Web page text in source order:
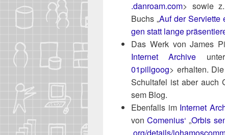
.dan​roam​.com> sowie
Buchs „Auf der Ser­vi­et­te
gen statt lan­ge
Das Werk von James
Inter­net Archi­ve
01pillgoog> erhal­ten.
Schul­ta­fel ist aber auch
sem Blog.
Eben­falls im Inter­net
vonCome­ni­us‘ „Orbis
.org/​d​e​t​a​i​l​s​/​